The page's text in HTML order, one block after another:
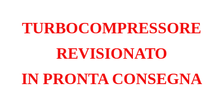
TURBOCOMPRESSORE
REVISIONATO
IN PRONTA CONSEGNA